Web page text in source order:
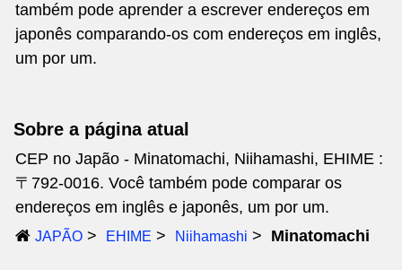
também pode aprender a escrever endereços em
japonês comparando-os com endereços em inglês,
um por um.
Sobre a página atual
CEP no Japão - Minatomachi, Niihamashi, EHIME :
〒792-0016. Você também pode comparar os
endereços em inglês e japonês, um por um.
JAPÃO EHIME Niihamashi Minatomachi